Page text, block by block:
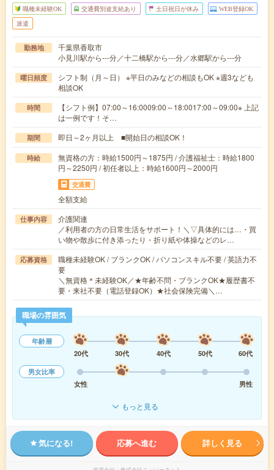
職種未経験OK 交通費別途支給あり 土日祝日が休み WEB登録OK
派遣
勤務地
千葉県香取市
小見川駅から---分／十二橋駅から---分／水郷駅から---分
曜日頻度
シフト制（月～日） ※平日のみなどの相談もOK ※週3なども
相談OK
時間
【シフト例】07:00～16:0009:00～18:0017:00～09:00※ 上記
は一例です！そ…
期間 即日～2ヶ月以上 ■開始日の相談OK！
時給
無資格の方：時給1500円～1875円 / 介護福祉士：時給1800
円～2250円 / 初任者以上：時給1600円～2000円
交通費
全額支給
仕事内容
介護関連
／利用者の方の日常生活をサポート！＼▽具体的には…・買
い物や散歩に付き添ったり・折り紙や体操などのレ…
応募資格
職種未経験OK / ブランクOK / パソコンスキル不要 / 英語力不
要
＼無資格＊未経験OK／★年齢不問・ブランクOK★履歴書不
要・来社不要（電話登録OK）★社会保険完備＼…
職場の雰囲気
年齢層
20代
30代 40代 50代
60代
男女比率
女性
男性
もっと見る
気になる! 応募へ進む 詳しく見る